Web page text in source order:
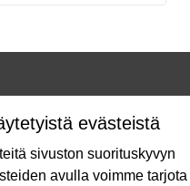
evästeistä
sivuston suorituskyvyn
avulla voimme tarjota